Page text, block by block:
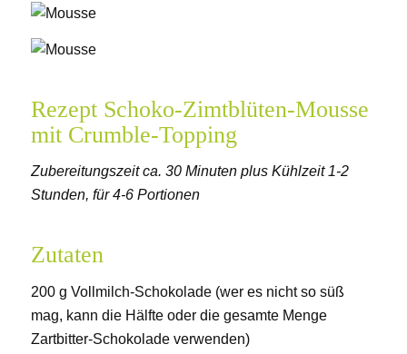
Rezept Schoko-Zimtblüten-Mousse
mit Crumble-Topping
Zubereitungszeit ca. 30 Minuten plus Kühlzeit 1-2
Stunden, für 4-6 Portionen
Zutaten
200 g Vollmilch-Schokolade (wer es nicht so süß
mag, kann die Hälfte oder die gesamte Menge
Zartbitter-Schokolade verwenden)